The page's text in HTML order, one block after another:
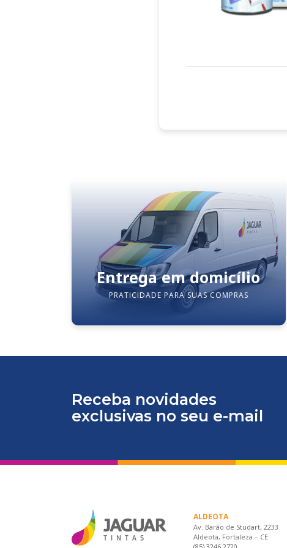
Entrega em domicílio
PRATICIDADE PARA SUAS COMPRAS
Receba novidades
exclusivas no seu e-mail
ALDEOTA
Av. Barão de Studart, 2233
Aldeota, Fortaleza – CE
(85) 3246.2720